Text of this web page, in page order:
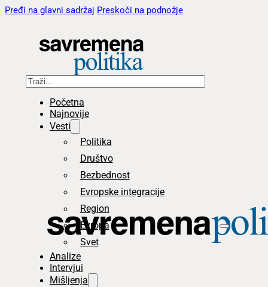
Pređi na glavni sadržaj Preskoči na podnožje
Pretraga
Početna
Najnovije
Vesti
Politika
Društvo
Bezbednost
Evropske integracije
Region
Evropa
Svet
Analize
Intervjui
Mišljenja